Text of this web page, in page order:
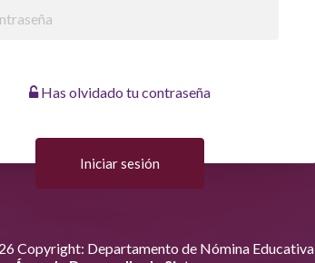
Has olvidado tu contraseña
Copyright: Departamento de Nómina Educativa